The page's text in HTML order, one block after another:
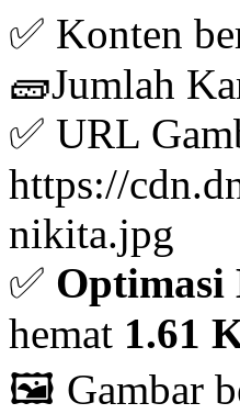
✅ Konten
🧱Jumlah
✅ URL
https://
nikita.jpg
✅ Optimasi
hemat 1.61
🖼️ Gambar